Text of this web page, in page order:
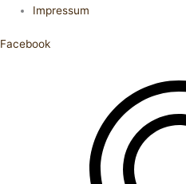
Impressum
Facebook